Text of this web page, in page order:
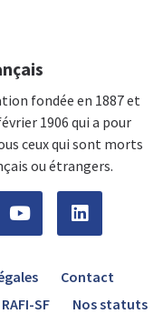
fondée en 1887 et
1906 qui a pour
ceux qui sont morts
ou étrangers.
Contact
RAFI-SF Nos statuts